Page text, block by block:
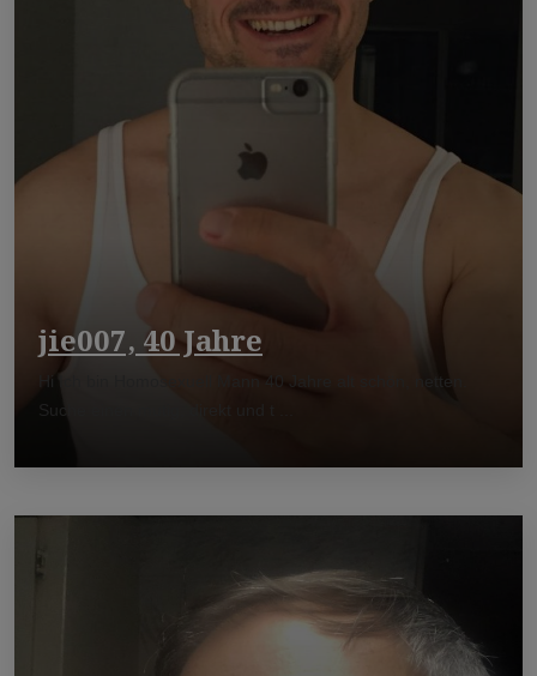
jie007, 40 Jahre
Hi Ich bin Homosexuell Mann 40 Jahre alt schön, netten.
Suche einen mutig, direkt und t ...